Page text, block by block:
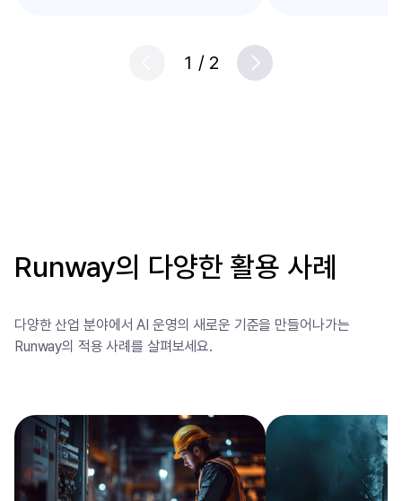
1 / 2
Next
Runway의 다양한 활용 사례
다양한 산업 분야에서 AI 운영의 새로운 기준을 만들어나가는
Runway의 적용 사례를 살펴보세요.